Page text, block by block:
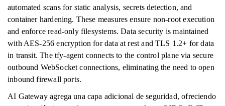
automated scans for static analysis, secrets detection, and
container hardening. These measures ensure non-root execution
and enforce read-only filesystems. Data security is maintained
with AES-256 encryption for data at rest and TLS 1.2+ for data
in transit. The tfy-agent connects to the control plane via secure
outbound WebSocket connections, eliminating the need to open
inbound firewall ports.
AI Gateway agrega una capa adicional de seguridad, ofreciendo